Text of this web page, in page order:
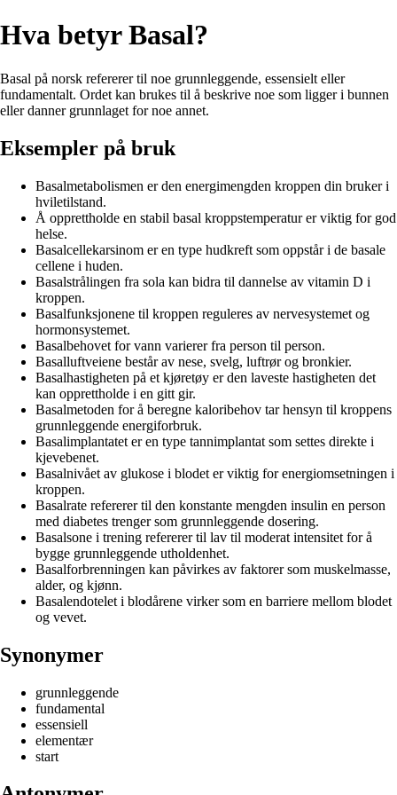
Hva betyr Basal?
Basal på norsk refererer til noe grunnleggende, essensielt eller
fundamentalt. Ordet kan brukes til å beskrive noe som ligger i bunnen
eller danner grunnlaget for noe annet.
Eksempler på bruk
Basalmetabolismen er den energimengden kroppen din bruker i
hviletilstand.
Å opprettholde en stabil basal kroppstemperatur er viktig for god
helse.
Basalcellekarsinom er en type hudkreft som oppstår i de basale
cellene i huden.
Basalstrålingen fra sola kan bidra til dannelse av vitamin D i
kroppen.
Basalfunksjonene til kroppen reguleres av nervesystemet og
hormonsystemet.
Basalbehovet for vann varierer fra person til person.
Basalluftveiene består av nese, svelg, luftrør og bronkier.
Basalhastigheten på et kjøretøy er den laveste hastigheten det
kan opprettholde i en gitt gir.
Basalmetoden for å beregne kaloribehov tar hensyn til kroppens
grunnleggende energiforbruk.
Basalimplantatet er en type tannimplantat som settes direkte i
kjevebenet.
Basalnivået av glukose i blodet er viktig for energiomsetningen i
kroppen.
Basalrate refererer til den konstante mengden insulin en person
med diabetes trenger som grunnleggende dosering.
Basalsone i trening refererer til lav til moderat intensitet for å
bygge grunnleggende utholdenhet.
Basalforbrenningen kan påvirkes av faktorer som muskelmasse,
alder, og kjønn.
Basalendotelet i blodårene virker som en barriere mellom blodet
og vevet.
Synonymer
grunnleggende
fundamental
essensiell
elementær
start